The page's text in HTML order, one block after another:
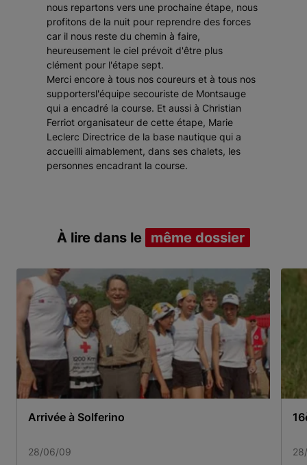
nous repartons vers une prochaine étape, nous
profitons de la nuit pour reprendre des forces
car il nous reste du chemin à faire,
heureusement le ciel prévoit d'être plus
clément pour l'étape sept.
Merci encore à tous nos coureurs et à tous nos
supportersl'équipe secouriste de Montsauge
qui a encadré la course. Et aussi à Christian
Ferriot organisateur de cette étape, Marie
Leclerc Directrice de la base nautique qui a
accueilli aimablement, dans ses chalets, les
personnes encadrant la course.
À lire dans le même dossier
Arrivée à Solferino
28/06/09